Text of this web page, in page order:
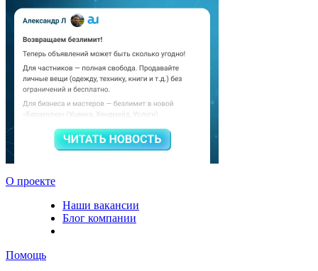
О проекте
Наши вакансии
Блог компании
Помощь